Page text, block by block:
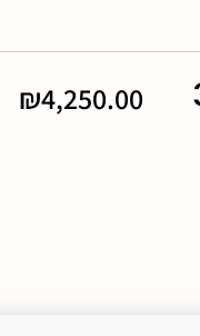
₪4,250.00